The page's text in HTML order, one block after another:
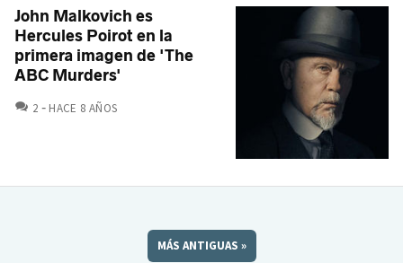
John Malkovich es
Hercules Poirot en la
primera imagen de 'The
ABC Murders'
2 COMENTARIOS
HACE 8 AÑOS
MÁS ANTIGUAS »